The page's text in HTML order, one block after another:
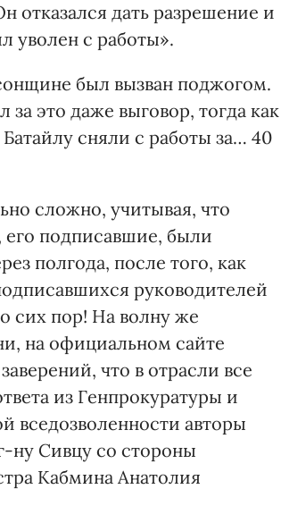
отказался дать разрешение и
уволен с работы».
был вызван поджогом.
за это даже выговор, тогда как
сняли с работы за… 40
сложно, учитывая, что
подписавшие, были
полгода, после того, как
руководителей
сих пор! На волну же
на официальном сайте
что в отрасли все
из Генпрокуратуры и
вседозволенности авторы
ну Сивцу со стороны
Кабмина Анатолия